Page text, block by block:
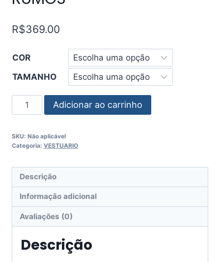
R$369.00
COR
TAMANHO
Adicionar ao carrinho
SKU: Não aplicável
Categoria: VESTUARIO
Descrição
Informação adicional
Avaliações (0)
Descrição